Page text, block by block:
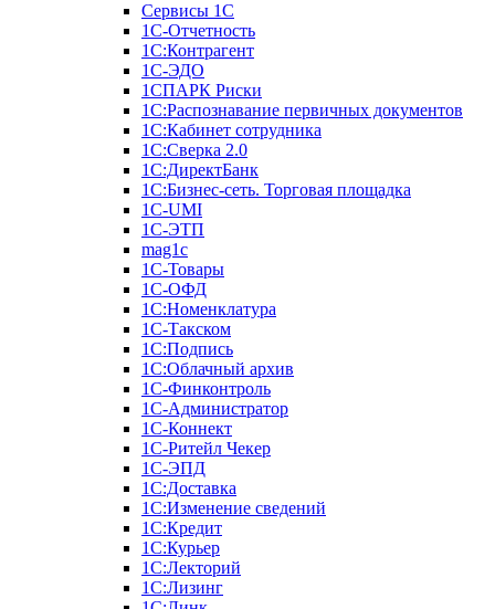
Сервисы 1С
1С-Отчетность
1С:Контрагент
1С-ЭДО
1СПАРК Риски
1С:Распознавание первичных документов
1С:Кабинет сотрудника
1С:Сверка 2.0
1С:ДиректБанк
1С:Бизнес-сеть. Торговая площадка
1С-UMI
1С-ЭТП
mag1c
1С-Товары
1С-ОФД
1С:Номенклатура
1С-Такском
1С:Подпись
1С:Облачный архив
1С-Финконтроль
1С-Администратор
1С-Коннект
1С-Ритейл Чекер
1С-ЭПД
1С:Доставка
1С:Изменение сведений
1С:Кредит
1С:Курьер
1С:Лекторий
1С:Лизинг